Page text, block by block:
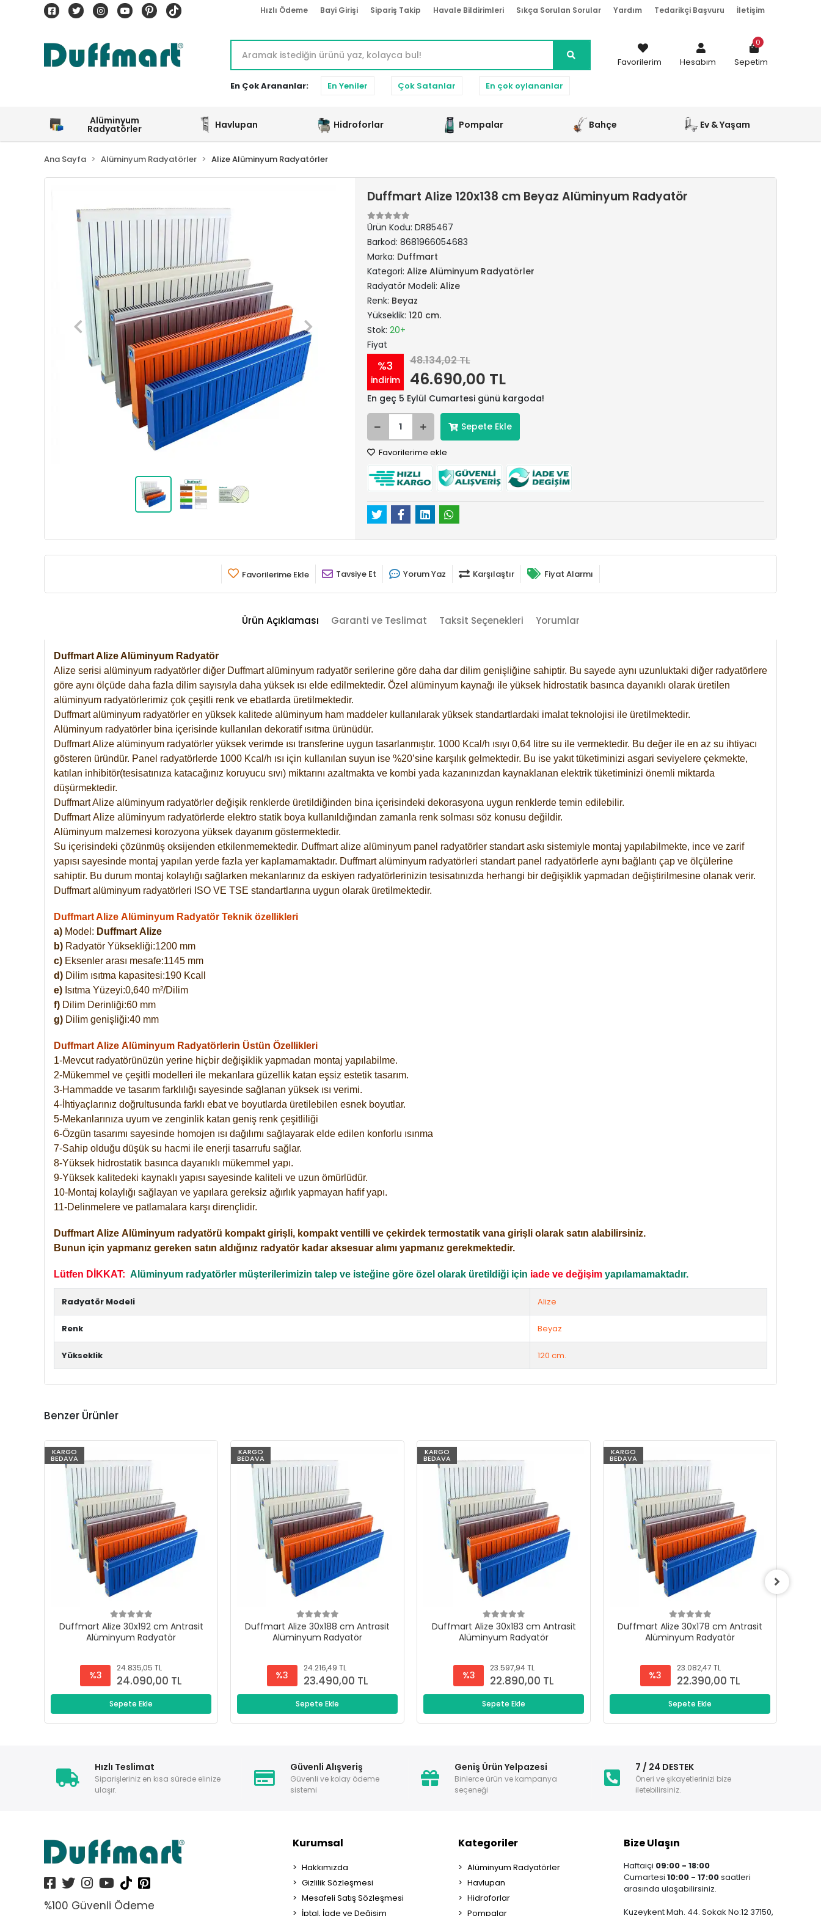
Hızlı Ödeme Bayi Girişi Sipariş Takip Havale Bildirimleri Sıkça Sorulan Sorular Yardım Tedarikçi Başvuru İletişim
En Çok Arananlar: En Yeniler Çok Satanlar En çok oylananlar
Favorilerim Hesabım Sepetim
0
Alüminyum
Radyatörler Havlupan Hidroforlar Pompalar Bahçe Ev & Yaşam
Ana Sayfa Alüminyum Radyatörler Alize Alüminyum Radyatörler
Duffmart Alize 120x138 cm Beyaz Alüminyum Radyatör
Ürün Kodu: DR85467
Barkod: 8681966054683
Marka: Duffmart
Kategori: Alize Alüminyum Radyatörler
Radyatör Modeli: Alize
Renk: Beyaz
Yükseklik: 120 cm.
Stok: 20+
Fiyat
%3
indirim
48.134,02 TL
46.690,00 TL
En geç 5 Eylül Cumartesi günü kargoda!
Sepete Ekle
Favorilerime ekle
Favorilerime Ekle Tavsiye Et Yorum Yaz Karşılaştır Fiyat Alarmı
Ürün Açıklaması Garanti ve Teslimat Taksit Seçenekleri Yorumlar
Duffmart Alize Alüminyum Radyatör
Alize serisi alüminyum radyatörler diğer Duffmart alüminyum radyatör serilerine göre daha dar dilim genişliğine sahiptir. Bu sayede aynı uzunluktaki diğer radyatörlere
göre aynı ölçüde daha fazla dilim sayısıyla daha yüksek ısı elde edilmektedir. Özel alüminyum kaynağı ile yüksek hidrostatik basınca dayanıklı olarak üretilen
alüminyum radyatörlerimiz çok çeşitli renk ve ebatlarda üretilmektedir.
Duffmart alüminyum radyatörler en yüksek kalitede alüminyum ham maddeler kullanılarak yüksek standartlardaki imalat teknolojisi ile üretilmektedir.
Alüminyum radyatörler bina içerisinde kullanılan dekoratif ısıtma ürünüdür.
Duffmart Alize alüminyum radyatörler yüksek verimde ısı transferine uygun tasarlanmıştır. 1000 Kcal/h ısıyı 0,64 litre su ile vermektedir. Bu değer ile en az su ihtiyacı
gösteren üründür. Panel radyatörlerde 1000 Kcal/h ısı için kullanılan suyun ise %20’sine karşılık gelmektedir. Bu ise yakıt tüketiminizi asgari seviyelere çekmekte,
katılan inhibitör(tesisatınıza katacağınız koruyucu sıvı) miktarını azaltmakta ve kombi yada kazanınızdan kaynaklanan elektrik tüketiminizi önemli miktarda
düşürmektedir.
Duffmart Alize alüminyum radyatörler değişik renklerde üretildiğinden bina içerisindeki dekorasyona uygun renklerde temin edilebilir.
DuffmartAlize alüminyum radyatörlerde elektro statik boya kullanıldığından zamanla renk solması söz konusu değildir.
Alüminyum malzemesi korozyona yüksek dayanım göstermektedir.
Su içerisindeki çözünmüş oksijenden etkilenmemektedir. Duffmart alize alüminyum panel radyatörler standart askı sistemiyle montaj yapılabilmekte, ince ve zarif
yapısı sayesinde montaj yapılan yerde fazla yer kaplamamaktadır. Duffmart alüminyum radyatörleri standart panel radyatörlerle aynı bağlantı çap ve ölçülerine
sahiptir. Bu durum montaj kolaylığı sağlarken mekanlarınız da eskiyen radyatörlerinizin tesisatınızda herhangi bir değişiklik yapmadan değiştirilmesine olanak verir.
Duffmart alüminyum radyatörleri ISO VE TSE standartlarına uygun olarak üretilmektedir.
Duffmart Alize Alüminyum Radyatör Teknik özellikleri
a) Model: Duffmart Alize
b) Radyatör Yüksekliği:1200 mm
c) Eksenler arası mesafe:1145 mm
d) Dilim ısıtma kapasitesi:190 Kcall
e) Isıtma Yüzeyi:0,640 m²/Dilim
f) Dilim Derinliği:60 mm
g) Dilim genişliği:40 mm
Duffmart Alize Alüminyum Radyatörlerin Üstün Özellikleri
1-Mevcut radyatörünüzün yerine hiçbir değişiklik yapmadan montaj yapılabilme.
2-Mükemmel ve çeşitli modelleri ile mekanlara güzellik katan eşsiz estetik tasarım.
3-Hammadde ve tasarım farklılığı sayesinde sağlanan yüksek ısı verimi.
4-İhtiyaçlarınız doğrultusunda farklı ebat ve boyutlarda üretilebilen esnek boyutlar.
5-Mekanlarınıza uyum ve zenginlik katan geniş renk çeşitliliği
6-Özgün tasarımı sayesinde homojen ısı dağılımı sağlayarak elde edilen konforlu ısınma
7-Sahip olduğu düşük su hacmi ile enerji tasarrufu sağlar.
8-Yüksek hidrostatik basınca dayanıklı mükemmel yapı.
9-Yüksek kalitedeki kaynaklı yapısı sayesinde kaliteli ve uzun ömürlüdür.
10-Montaj kolaylığı sağlayan ve yapılara gereksiz ağırlık yapmayan hafif yapı.
11-Delinmelere ve patlamalara karşı dirençlidir.
Duffmart Alize Alüminyum radyatörü kompakt girişli, kompakt ventilli ve çekirdek termostatik vana girişli olarak satın alabilirsiniz.
Bunun için yapmanız gereken satın aldığınız radyatör kadar aksesuar alımı yapmanız gerekmektedir.
Lütfen DİKKAT: Alüminyum radyatörler müşterilerimizin talep ve isteğine göre özel olarak üretildiği için iade ve değişim yapılamamaktadır.
Radyatör Modeli Alize
Renk Beyaz
Yükseklik 120 cm.
Benzer Ürünler
KARGO
BEDAVA
Duffmart Alize 30x192 cm Antrasit
Alüminyum Radyatör
%3
24.835,05 TL
24.090,00 TL
Sepete Ekle
KARGO
BEDAVA
Duffmart Alize 30x188 cm Antrasit
Alüminyum Radyatör
%3
24.216,49 TL
23.490,00 TL
Sepete Ekle
KARGO
BEDAVA
Duffmart Alize 30x183 cm Antrasit
Alüminyum Radyatör
%3
23.597,94 TL
22.890,00 TL
Sepete Ekle
KARGO
BEDAVA
Duffmart Alize 30x178 cm Antrasit
Alüminyum Radyatör
%3
23.082,47 TL
22.390,00 TL
Sepete Ekle
Hızlı Teslimat
Siparişleriniz en kısa sürede elinize
ulaşır.
Güvenli Alışveriş
Güvenli ve kolay ödeme
sistemi
Geniş Ürün Yelpazesi
Binlerce ürün ve kampanya
seçeneği
7 / 24 DESTEK
Öneri ve şikayetlerinizi bize
iletebilirsiniz.
%100 Güvenli Ödeme
Kurumsal
Hakkımızda
Gizlilik Sözleşmesi
Mesafeli Satış Sözleşmesi
İptal, İade ve Değişim
Kategoriler
Alüminyum Radyatörler
Havlupan
Hidroforlar
Pompalar
Bize Ulaşın
Haftaiçi 09:00 - 18:00
Cumartesi 10:00 - 17:00saatleri
arasında ulaşabilirsiniz.
Kuzeykent Mah. 44. Sokak No:12 37150,